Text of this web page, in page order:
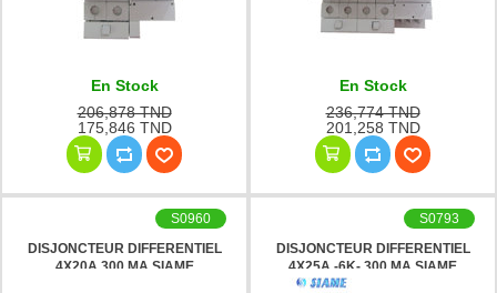
En Stock
206,878 TND
175,846 TND
En Stock
236,774 TND
201,258 TND
DISJONCTEUR DIFFERENTIEL
4X20A 300 MA SIAME
S0960
DISJONCTEUR DIFFERENTIEL
4X25A -6K- 300 MA SIAME
S0793